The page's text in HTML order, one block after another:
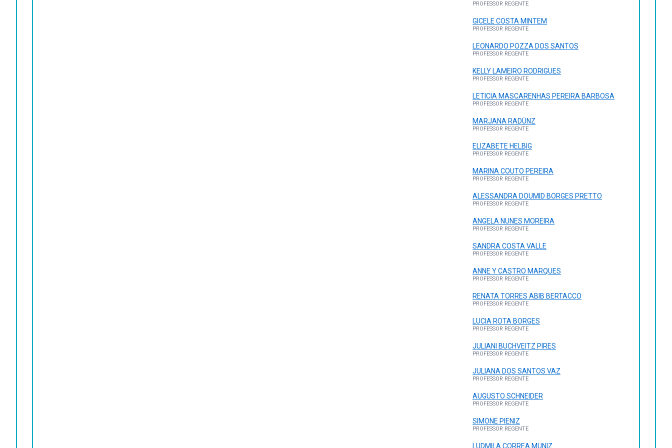
PROFESSOR REGENTE
GICELE COSTA MINTEM
PROFESSOR REGENTE
LEONARDO POZZA DOS SANTOS
PROFESSOR REGENTE
KELLY LAMEIRO RODRIGUES
PROFESSOR REGENTE
LETICIA MASCARENHAS PEREIRA BARBOSA
PROFESSOR REGENTE
MARJANA RADÜNZ
PROFESSOR REGENTE
ELIZABETE HELBIG
PROFESSOR REGENTE
MARINA COUTO PEREIRA
PROFESSOR REGENTE
ALESSANDRA DOUMID BORGES PRETTO
PROFESSOR REGENTE
ANGELA NUNES MOREIRA
PROFESSOR REGENTE
SANDRA COSTA VALLE
PROFESSOR REGENTE
ANNE Y CASTRO MARQUES
PROFESSOR REGENTE
RENATA TORRES ABIB BERTACCO
PROFESSOR REGENTE
LUCIA ROTA BORGES
PROFESSOR REGENTE
JULIANI BUCHVEITZ PIRES
PROFESSOR REGENTE
JULIANA DOS SANTOS VAZ
PROFESSOR REGENTE
AUGUSTO SCHNEIDER
PROFESSOR REGENTE
SIMONE PIENIZ
PROFESSOR REGENTE
LUDMILA CORREA MUNIZ